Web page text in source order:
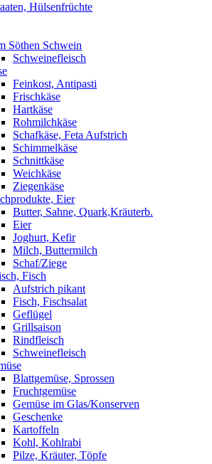
Hülsenfrüchte
Söthen Schwein
Schweinefleisch
Feinkost, Antipasti
Frischkäse
Hartkäse
Rohmilchkäse
Schafkäse, Feta Aufstrich
Schimmelkäse
Schnittkäse
Weichkäse
Ziegenkäse
Eier
Butter, Sahne, Quark,Kräuterb.
Eier
Joghurt, Kefir
Milch, Buttermilch
Schaf/Ziege
Fisch
Aufstrich pikant
Fisch, Fischsalat
Geflügel
Grillsaison
Rindfleisch
Schweinefleisch
Blattgemüse, Sprossen
Fruchtgemüse
Gemüse im Glas/Konserven
Geschenke
Kartoffeln
Kohl, Kohlrabi
Pilze, Kräuter, Töpfe